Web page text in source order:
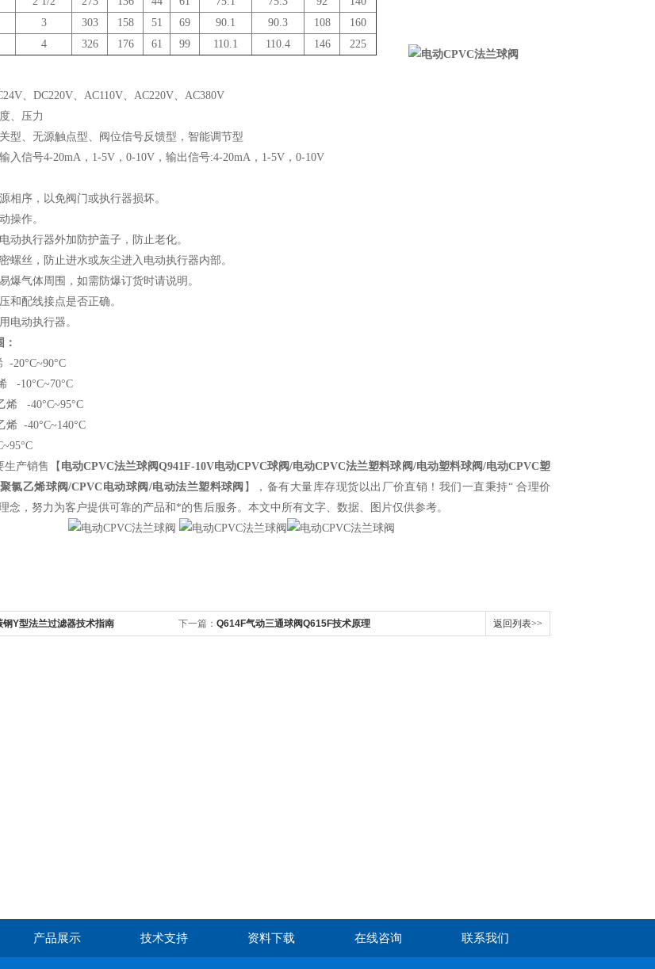
3 303 158 51 69 90.1 90.3 108
160
4 326 176 61 99 110.1 110.4 146 225
、DC220V、AC110V、AC220V、AC380V
、压力
型、无源触点型、阀位信号反馈型，智能调节型
入信号4-20mA，1-5V，0-10V，输出信号:4-20mA，1-5V，0-10V
相序，以免阀门或执行器损坏。
操作。
动执行器外加防护盖子，防止老化。
螺丝，防止进水或灰尘进入电动执行器内部。
爆气体周围，如需防爆订货时请说明。
和配线接点是否正确。
电动执行器。
-20°C~90°C
-10°C~70°C
烯 -40°C~95°C
-40°C~140°C
生产销售【 电动CPVC法兰球阀Q941F-10V电动CPVC球阀/电动CPVC法兰塑料球阀/电动塑料球阀/电动CPVC塑
氯乙烯球阀/CPVC电动球阀/电动法兰塑料球阀 】，备有大量库存现货以出厂价直销！我们一直秉持“ 合理价
念，努力为客户提供可靠的产品和*的售后服务。本文中所有文字、数据、图片仅供参考。
钢Y型法兰过滤器技术指南 下一篇： Q614F气动三通球阀Q615F技术原理 返回列表>>
产品展示 技术支持 资料下载 在线咨询 联系我们